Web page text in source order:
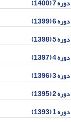
دوره 7 (1400)
دوره 6 (1399)
دوره 5 (1398)
دوره 4 (1397)
دوره 3 (1396)
دوره 2 (1395)
دوره 1 (1393)